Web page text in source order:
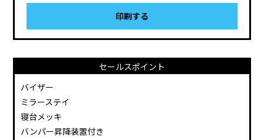
印刷する
セールスポイント
バイザー
ミラーステイ
寝台メッキ
バンパー昇降装置付き